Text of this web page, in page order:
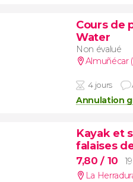
Cours de
Water
Non évalué
Almuñécar
4 jours
Annulation
Kayak et
falaises
7,80/ 10
La